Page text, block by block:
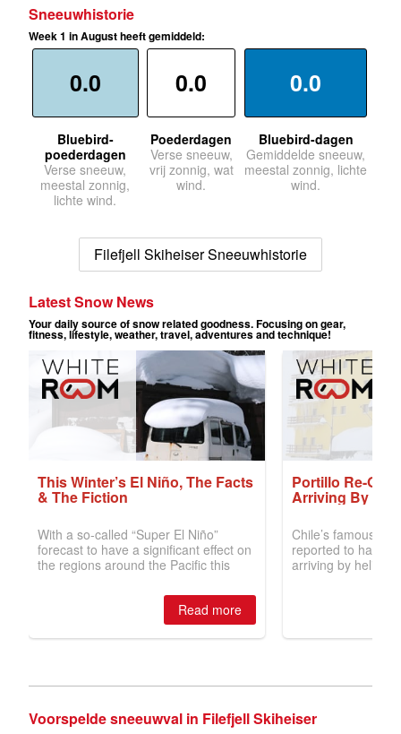
Sneeuwhistorie
Week 1 in August heeft gemiddeld:
0.0
Bluebird-
poederdagen
Verse sneeuw,
meestal zonnig,
lichte wind.
0.0
Poederdagen
Verse sneeuw,
vrij zonnig, wat
wind.
0.0
Bluebird-dagen
Gemiddelde sneeuw,
meestal zonnig, lichte
wind.
Filefjell Skiheiser Sneeuwhistorie
Voorspelde sneeuwval in Filefjell Skiheiser